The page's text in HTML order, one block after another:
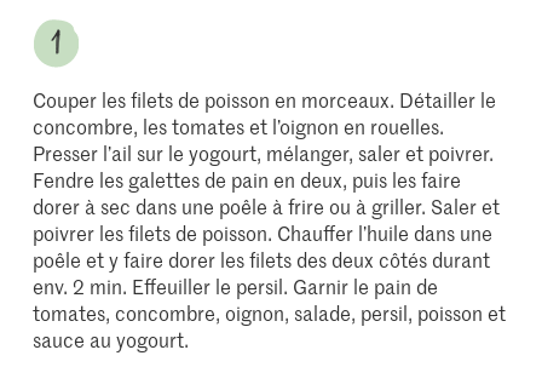
Couper les filets de poisson en morceaux. Détailler le
concombre, les tomates et l’oignon en rouelles.
Presser l’ail sur le yogourt, mélanger, saler et poivrer.
Fendre les galettes de pain en deux, puis les faire
dorer à sec dans une poêle à frire ou à griller. Saler et
poivrer les filets de poisson. Chauffer l’huile dans une
poêle et y faire dorer les filets des deux côtés durant
env. 2 min. Effeuiller le persil. Garnir le pain de
tomates, concombre, oignon, salade, persil, poisson et
sauce au yogourt.